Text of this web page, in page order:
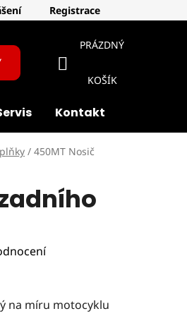
Registrace
NÁKUPNÍ
KOŠÍK
PRÁZDNÝ
KOŠÍK
Kontakt
/ 450MT Nosič
na míru motocyklu